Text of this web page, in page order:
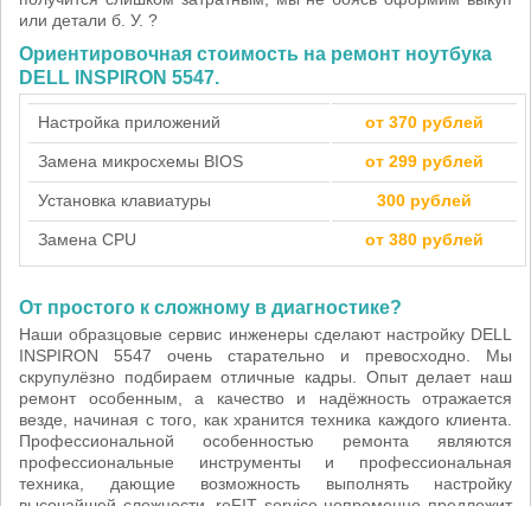
или детали б. У. ?
Ориентировочная стоимость на ремонт ноутбука
DELL INSPIRON 5547.
Настройка приложений от 370 рублей
Замена микросхемы BIOS от 299 рублей
Установка клавиатуры 300 рублей
Замена CPU от 380 рублей
От простого к сложному в диагностике?
Наши образцовые сервис инженеры сделают настройку DELL
INSPIRON 5547 очень старательно и превосходно. Мы
скрупулёзно подбираем отличные кадры. Опыт делает наш
ремонт особенным, а качество и надёжность отражается
везде, начиная с того, как хранится техника каждого клиента.
Профессиональной особенностью ремонта являются
профессиональные инструменты и профессиональная
техника, дающие возможность выполнять настройку